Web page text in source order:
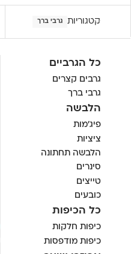
קטגוריות גרבי ברך
כל הגרביים
גרבים קצרים
גרבי ברך
הלבשה
פיג'מות
ציציות
הלבשה תחתונה
סינרים
טייצים
כובעים
כל הכיפות
כיפות חלקות
כיפות מודפסות